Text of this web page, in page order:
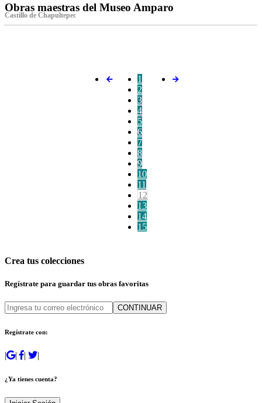
Obras maestras del Museo Amparo
Castillo de Chapultepec
1
2
3
4
5
6
7
8
9
10
11
12
13
14
15
Crea tus colecciones
Regístrate para guardar tus obras favoritas
CONTINUAR
Regístrate con:
| | | |
¿Ya tienes cuenta?